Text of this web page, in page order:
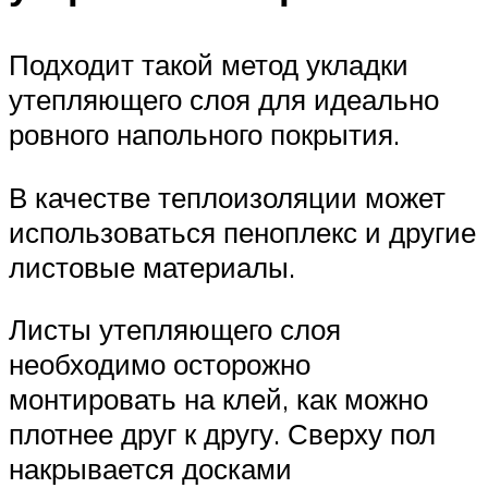
Подходит такой метод укладки
утепляющего слоя для идеально
ровного напольного покрытия.
В качестве теплоизоляции может
использоваться пеноплекс и другие
листовые материалы.
Листы утепляющего слоя
необходимо осторожно
монтировать на клей, как можно
плотнее друг к другу. Сверху пол
накрывается досками